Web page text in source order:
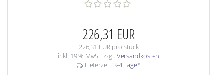
226,31 EUR
226,31 EUR pro Stück
inkl. 19 % MwSt. zzgl. Versandkosten
Lieferzeit: 3-4 Tage*